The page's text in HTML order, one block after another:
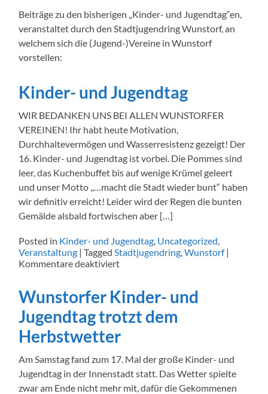
Beiträge zu den bisherigen „Kinder- und Jugendtag“en,
veranstaltet durch den Stadtjugendring Wunstorf, an
welchem sich die (Jugend-)Vereine in Wunstorf
vorstellen:
Kinder- und Jugendtag
WIR BEDANKEN UNS BEI ALLEN WUNSTORFER
VEREINEN! Ihr habt heute Motivation,
Durchhaltevermögen und Wasserresistenz gezeigt! Der
16. Kinder- und Jugendtag ist vorbei. Die Pommes sind
leer, das Kuchenbuffet bis auf wenige Krümel geleert
und unser Motto ,,…macht die Stadt wieder bunt“ haben
wir definitiv erreicht! Leider wird der Regen die bunten
Gemälde alsbald fortwischen aber […]
Posted in Kinder- und Jugendtag Uncategorized
Veranstaltung | Tagged Stadtjugendring ,Wunstorf|
Kommentare deaktiviertfür
Jugendtag
Wunstorfer Kinder- und
Jugendtag trotzt dem
Herbstwetter
Am Samstag fand zum 17. Mal der große Kinder- und
Jugendtag in der Innenstadt statt. Das Wetter spielte
zwar am Ende nicht mehr mit, dafür die Gekommenen